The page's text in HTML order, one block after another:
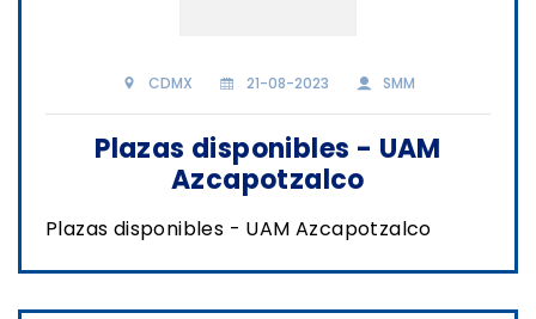
CDMX 21-08-2023 SMM
Plazas disponibles - UAM
Azcapotzalco
Plazas disponibles - UAM Azcapotzalco